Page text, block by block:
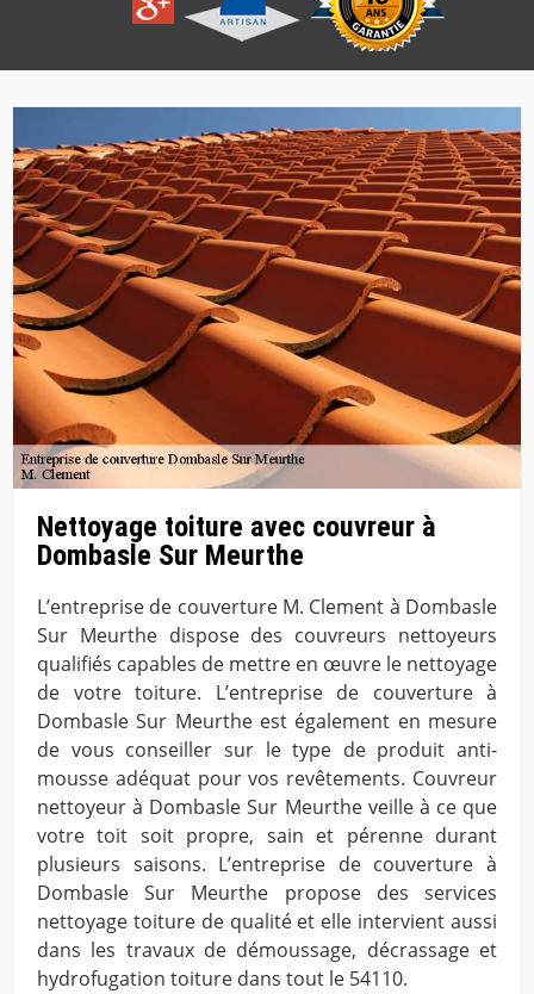
Nettoyage toiture avec couvreur à
Dombasle Sur Meurthe
L’entreprise de couverture M. Clement à Dombasle
Sur Meurthe dispose des couvreurs nettoyeurs
qualifiés capables de mettre en œuvre le nettoyage
de votre toiture. L’entreprise de couverture à
Dombasle Sur Meurthe est également en mesure
de vous conseiller sur le type de produit anti-
mousse adéquat pour vos revêtements. Couvreur
nettoyeur à Dombasle Sur Meurthe veille à ce que
votre toit soit propre, sain et pérenne durant
plusieurs saisons. L’entreprise de couverture à
Dombasle Sur Meurthe propose des services
nettoyage toiture de qualité et elle intervient aussi
dans les travaux de démoussage, décrassage et
hydrofugation toiture dans tout le 54110.